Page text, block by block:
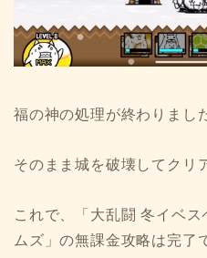
福の神の処理が終わりまし
そのまま城を破壊してクリ
これで、「大乱闘 冬イベ
ムズ」の無課金攻略は完了